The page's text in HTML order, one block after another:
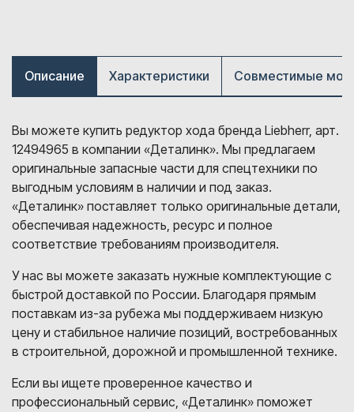
Описание Характеристики Совместимые
Вы можете купить редуктор хода бренда Liebherr, арт.
12494965 в компании «Деталинк». Мы предлагаем
оригинальные запасные части для спецтехники по
выгодным условиям в наличии и под заказ.
«Деталинк» поставляет только оригинальные детали,
обеспечивая надежность, ресурс и полное
соответствие требованиям производителя.
У нас вы можете заказать нужные комплектующие с
быстрой доставкой по России. Благодаря прямым
поставкам из-за рубежа мы поддерживаем низкую
цену и стабильное наличие позиций, востребованных
в строительной, дорожной и промышленной технике.
Если вы ищете проверенное качество и
профессиональный сервис, «Деталинк» поможет